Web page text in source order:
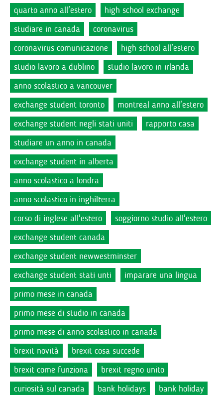
quarto anno all'estero
high school exchange
studiare in canada
coronavirus
coronavirus comunicazione
high school all'estero
studio lavoro a dublino
studio lavoro in irlanda
anno scolastico a vancouver
exchange student toronto
montreal anno all'estero
exchange student negli stati uniti
rapporto casa
studiare un anno in canada
exchange student in alberta
anno scolastico a londra
anno scolastico in inghilterra
corso di inglese all'estero
soggiorno studio all'estero
exchange student canada
exchange student newwestminster
exchange student stati unti
imparare una lingua
primo mese in canada
primo mese di studio in canada
primo mese di anno scolastico in canada
brexit novità
brexit cosa succede
brexit come funziona
brexit regno unito
curiosità sul canada
bank holidays
bank holiday